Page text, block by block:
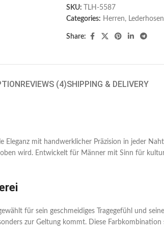
SKU:
TLH-5587
Categories: Herren, Lederhosen
Share:
REVIEWS (4)SHIPPING & DELIVERY
Eleganz mit handwerklicher Präzision in jeder
wird. Entwickelt für Männer mit Sinn für
für sein geschmeidiges Tragegefühl und
zur Geltung kommt. Diese